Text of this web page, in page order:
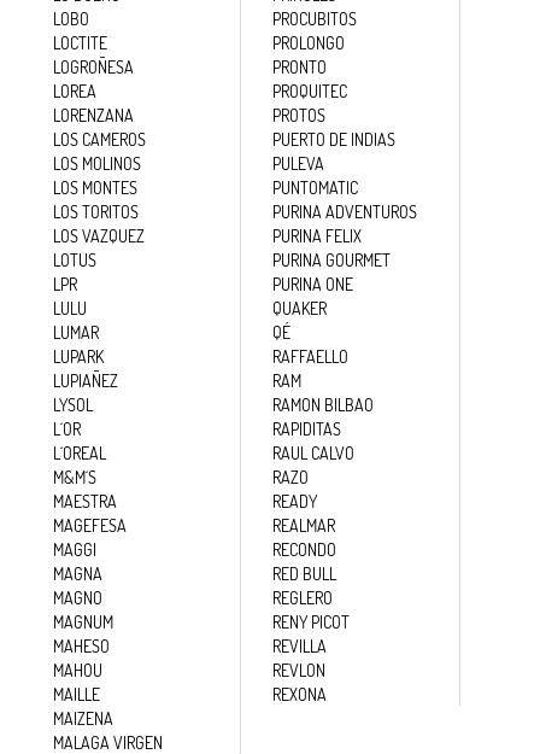
LOBO
LOCTITE
LOGROÑESA
LOREA
LORENZANA
LOS CAMEROS
LOS MOLINOS
LOS MONTES
LOS TORITOS
LOS VAZQUEZ
LOTUS
LPR
LULU
LUMAR
LUPARK
LUPIAÑEZ
LYSOL
L´OR
L´OREAL
M&M´S
MAESTRA
MAGEFESA
MAGGI
MAGNA
MAGNO
MAGNUM
MAHESO
MAHOU
MAILLE
MAIZENA
MALAGA VIRGEN
PROCUBITOS
PROLONGO
PRONTO
PROQUITEC
PROTOS
PUERTO DE INDIAS
PULEVA
PUNTOMATIC
PURINA ADVENTUROS
PURINA FELIX
PURINA GOURMET
PURINA ONE
QUAKER
QÉ
RAFFAELLO
RAM
RAMON BILBAO
RAPIDITAS
RAUL CALVO
RAZO
READY
REALMAR
RECONDO
RED BULL
REGLERO
RENY PICOT
REVILLA
REVLON
REXONA